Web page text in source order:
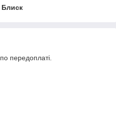
Блиск
передоплаті.